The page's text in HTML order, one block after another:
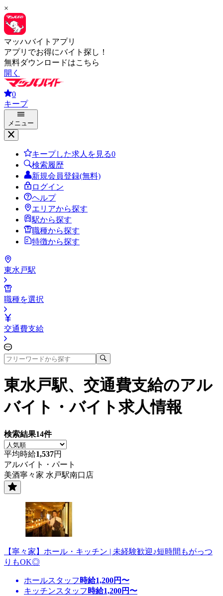
×
マッハバイトアプリ
アプリでお得にバイト探し！
無料ダウンロードはこちら
開く
0
キープ
メニュー
キープした求人を見る0
検索履歴
新規会員登録(無料)
ログイン
ヘルプ
エリアから探す
駅から探す
職種から探す
特徴から探す
東水戸駅
職種を選択
交通費支給
東水戸駅、交通費支給のアル
バイト・バイト求人情報
検索結果14件
平均時給1,537円
アルバイト・パート
美酒寧々家 水戸駅南口店
【寧々家】ホール・キッチン | 未経験歓迎♪短時間もがっつ
りもOK◎
ホールスタッフ 時給1,200円〜
キッチンスタッフ 時給1,200円〜